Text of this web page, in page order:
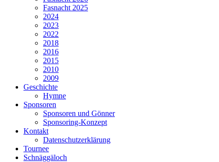
Fasnacht 2025
2024
2023
2022
2018
2016
2015
2010
2009
Geschichte
Hymne
Sponsoren
Sponsoren und Gönner
Sponsoring-Konzept
Kontakt
Datenschutzerklärung
Tournee
Schnäggäloch